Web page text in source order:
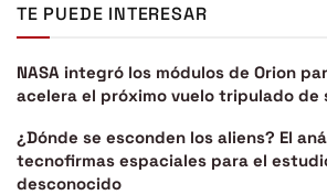
TE PUEDE INTERESAR
NASA integró los módulos de Orion
acelera el próximo vuelo tripulado de
¿Dónde se esconden los aliens? El
tecnofirmas espaciales para el
desconocido